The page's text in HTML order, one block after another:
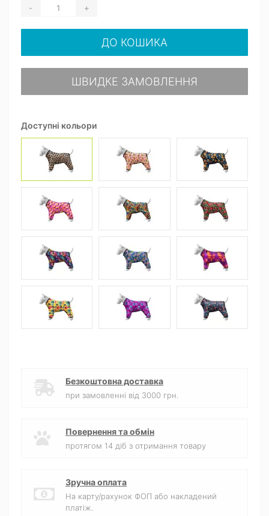
Доступні кольори
- +
ДО КОШИКА
ШВИДКЕ ЗАМОВЛЕННЯ
Безкоштовна доставка
при замовленні від 3000 грн.
Повернення та обмін
протягом 14 діб з отримання товару
Зручна оплата
На карту/рахунок ФОП або накладений
платіж.